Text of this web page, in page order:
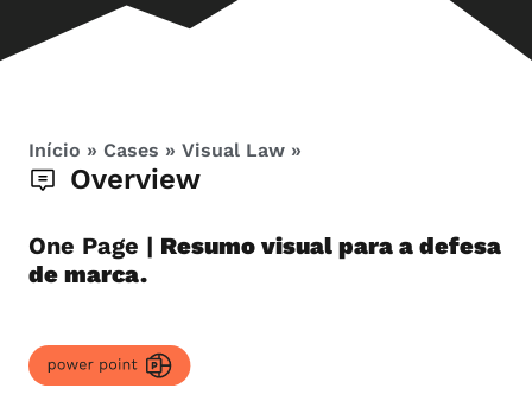
Início » Cases » Visual Law »
Overview
One Page | Resumo visual para a defesa
de marca.